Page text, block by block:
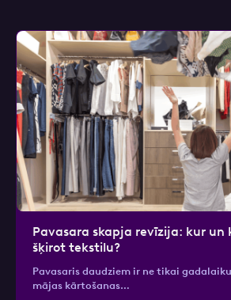
Pavasara skapja revīzija: kur un
šķirot tekstilu?
Pavasaris daudziem ir ne tikai
mājas kārtošanas…